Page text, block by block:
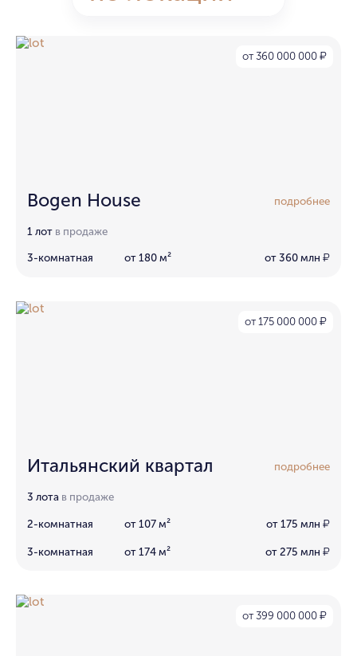
от 360 000 000 ₽
Bogen House подробнее
1 лот в продаже
3-комнатная от 180 м² от 360 млн ₽
от 175 000 000 ₽
Итальянский квартал подробнее
3 лота в продаже
2-комнатная от 107 м² от 175 млн ₽
3-комнатная от 174 м² от 275 млн ₽
от 399 000 000 ₽